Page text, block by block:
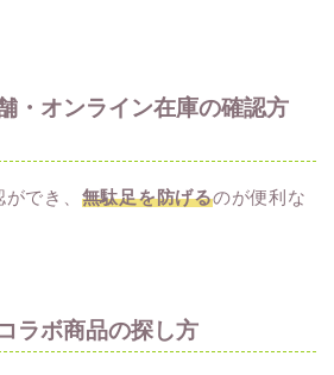
・オンライン在庫の確認方
でき、 無駄足を防げるのが便利な
ラボ商品の探し方